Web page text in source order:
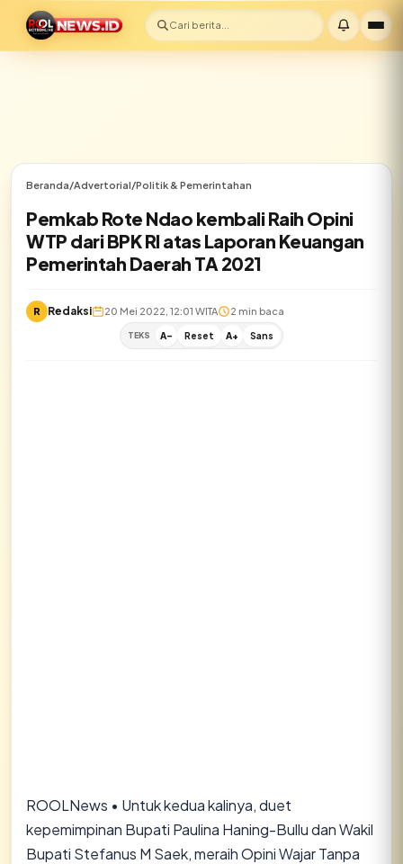
Cari berita...
Beranda/Advertorial/Politik & Pemerintahan
Pemkab Rote Ndao kembali Raih Opini
WTP dari BPK RI atas Laporan Keuangan
Pemerintah Daerah TA 2021
R Redaksi 20 Mei 2022, 12:01 WITA 2 min baca
TEKS A- Reset A+ Sans
ROOLNews • Untuk kedua kalinya, duet
kepemimpinan Bupati Paulina Haning-Bullu dan Wakil
Bupati Stefanus M Saek, meraih Opini Wajar Tanpa